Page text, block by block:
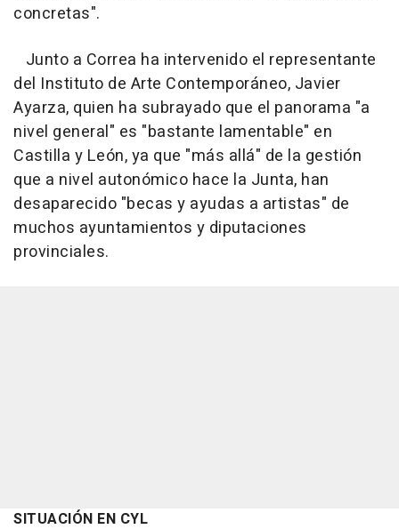
concretas".
Junto a Correa ha intervenido el representante
del Instituto de Arte Contemporáneo, Javier
Ayarza, quien ha subrayado que el panorama "a
nivel general" es "bastante lamentable" en
Castilla y León, ya que "más allá" de la gestión
que a nivel autonómico hace la Junta, han
desaparecido "becas y ayudas a artistas" de
muchos ayuntamientos y diputaciones
provinciales.
SITUACIÓN EN CYL